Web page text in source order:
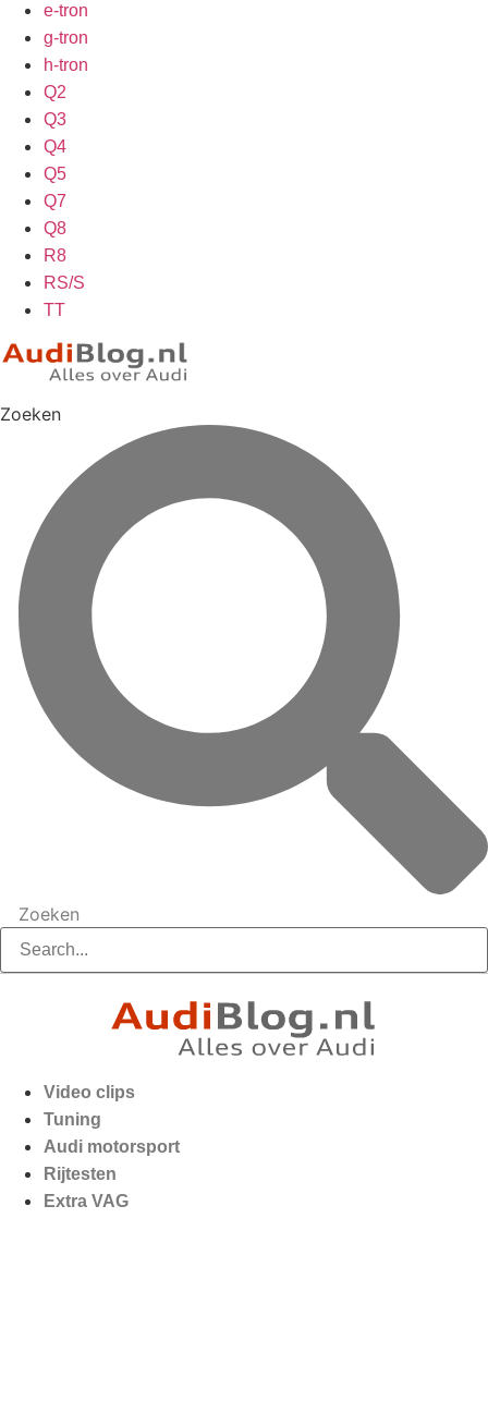
e-tron
g-tron
h-tron
Q2
Q3
Q4
Q5
Q7
Q8
R8
RS/S
TT
Zoeken
Zoeken
Video clips
Tuning
Audi motorsport
Rijtesten
Extra VAG